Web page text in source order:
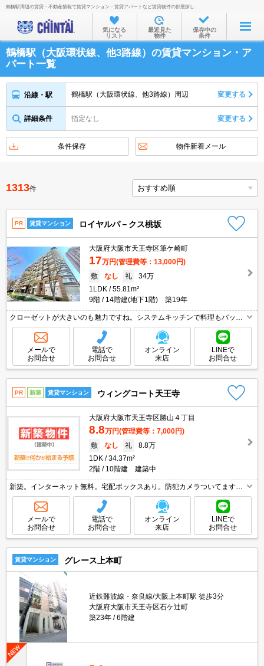
お部屋を探す
沿線・駅から
住所から
家賃相場から
不動産会社から
鶴橋駅周辺の賃貸・不動産情報で賃貸マンション・賃貸アパートなど賃貸物件の部屋探し
気になる
リスト
最近見た
物件
保存中の
条件
鶴橋駅（大阪環状線、他3路線）の賃貸マンション・ア
パート一覧
沿線・駅 鶴橋駅（大阪環状線、他3路線）周辺 変更する
詳細条件 指定なし 変更する
条件保存 物件新着メール
1313件
PR 賃貸マンション ロイヤルパ－クス桃坂
大阪府大阪市天王寺区筆ケ崎町
17万円(管理費等：13,000円)
敷
なし 礼
34万
1LDK
55.81m²
9階
14階建(地下1階) 築19年
クローゼットが大きいのも魅力ですね。システムキッチンで料理もバッチ
リ！。保証会社加入要(初回、月額総支払額の60%)。
メールで
お問合せ
電話で
お問合せ
オンライン
来店
LINEで
お問合せ
PR 新築 賃貸マンション ウィングコート天王寺
大阪府大阪市天王寺区勝山４丁目
8.8万円(管理費等：7,000円)
敷
なし 礼
8.8万
1DK
34.37m²
2階
10階建 建築中
新築。インターネット無料。宅配ボックスあり。防犯カメラついてます。
ペット応相談。オートロック・エレベーター付RCマンション!。予約申込
み受付致します!。
メールで
お問合せ
電話で
お問合せ
オンライン
来店
LINEで
お問合せ
賃貸マンション グレース上本町
近鉄難波線・奈良線/大阪上本町駅 徒歩3分
大阪府大阪市天王寺区石ケ辻町
築23年
6階建